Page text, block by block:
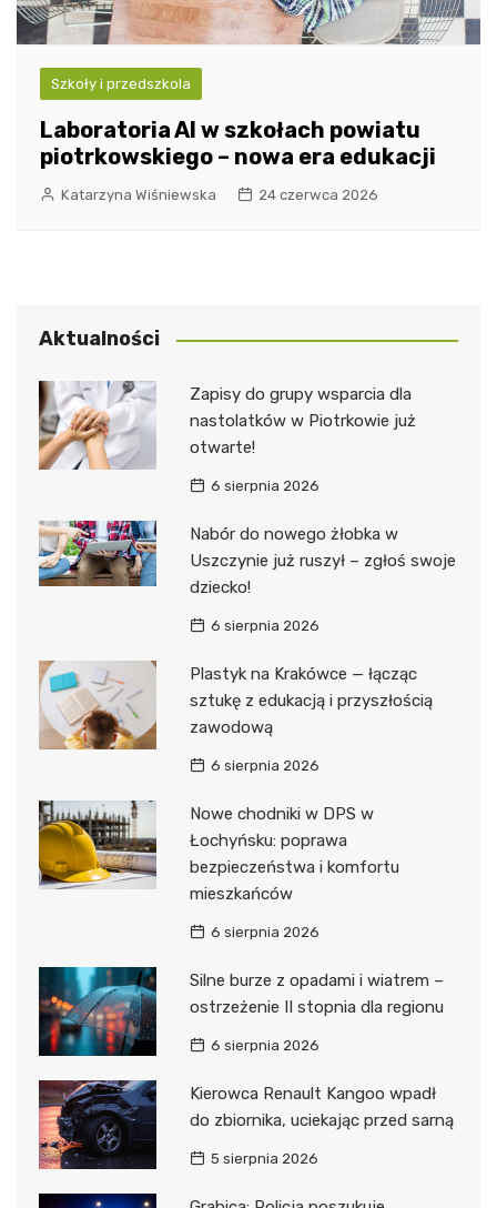
Szkoły i przedszkola
Laboratoria AI w szkołach powiatu
piotrkowskiego – nowa era edukacji
Katarzyna Wiśniewska 24 czerwca 2026
Aktualności
Zapisy do grupy wsparcia dla
nastolatków w Piotrkowie już
otwarte!
6 sierpnia 2026
Nabór do nowego żłobka w
Uszczynie już ruszył – zgłoś swoje
dziecko!
6 sierpnia 2026
Plastyk na Krakówce — łącząc
sztukę z edukacją i przyszłością
zawodową
6 sierpnia 2026
Nowe chodniki w DPS w
Łochyńsku: poprawa
bezpieczeństwa i komfortu
mieszkańców
6 sierpnia 2026
Silne burze z opadami i wiatrem –
ostrzeżenie II stopnia dla regionu
6 sierpnia 2026
Kierowca Renault Kangoo wpadł
do zbiornika, uciekając przed sarną
5 sierpnia 2026